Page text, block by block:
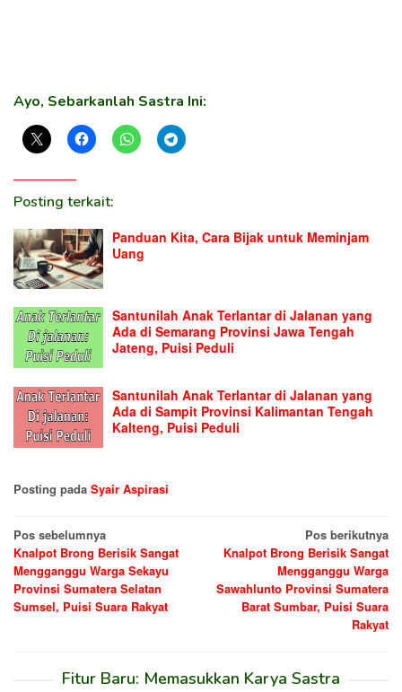
Ayo, Sebarkanlah Sastra Ini:
Posting terkait:
Panduan Kita, Cara Bijak untuk Meminjam
Uang
Santunilah Anak Terlantar di Jalanan yang
Ada di Semarang Provinsi Jawa Tengah
Jateng, Puisi Peduli
Santunilah Anak Terlantar di Jalanan yang
Ada di Sampit Provinsi Kalimantan Tengah
Kalteng, Puisi Peduli
Posting pada Syair Aspirasi
Navigasi
pos
Pos sebelumnya
Knalpot Brong Berisik Sangat
Mengganggu Warga Sekayu
Provinsi Sumatera Selatan
Sumsel, Puisi Suara Rakyat
Pos berikutnya
Knalpot Brong Berisik Sangat
Mengganggu Warga
Sawahlunto Provinsi Sumatera
Barat Sumbar, Puisi Suara
Rakyat
Fitur Baru: Memasukkan Karya Sastra